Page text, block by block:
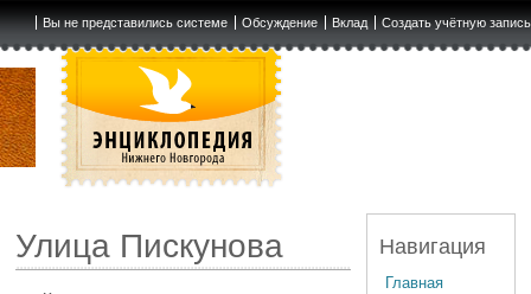
Вы не представились системе Обсуждение Вклад Создать учётную запись
Улица Пискунова Навигация
Главная